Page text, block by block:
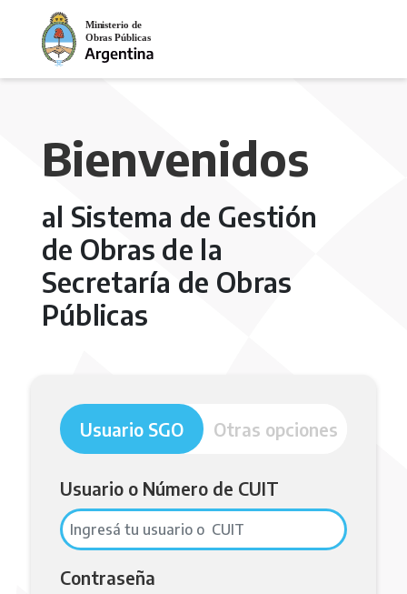
Bienvenidos
al Sistema de Gestión
de Obras de la
Secretaría de Obras
Públicas
Usuario SGO Otras opciones
Usuario o Número de CUIT
Contraseña